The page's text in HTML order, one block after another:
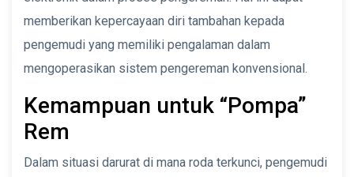
memberikan kepercayaan diri tambahan kepada
pengemudi yang memiliki pengalaman dalam
mengoperasikan sistem pengereman konvensional.
Kemampuan untuk “Pompa”
Rem
Dalam situasi darurat di mana roda terkunci, pengemudi